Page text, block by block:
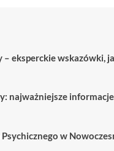
– eksperckie wskazówki,
najważniejsze
w